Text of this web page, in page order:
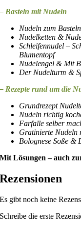
– Basteln mit Nudeln
Nudeln zum
Nudelketten &
Schleifennudel –
Blumentopf
Nudelengel & Mit
Der Nudelturm &
– Rezepte rund um die
Grundrezept
Nudeln richtig
Farfalle selber
Gratinierte Nudeln
Bolognese Soße &
Mit Lösungen – auch
Rezensionen
Es gibt noch keine
Schreibe die erste